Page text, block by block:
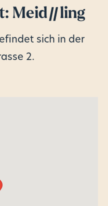
Meid//ling
sich in der
2.